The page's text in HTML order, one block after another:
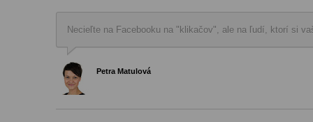
Necieľte na Facebooku na "klikačov", ale na ľudí, ktorí si
Petra Matulová